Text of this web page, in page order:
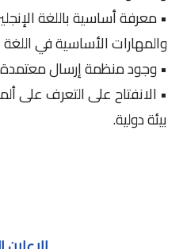
• معرفة أساسية باللغة
والمهارات الأساسية في اللغة
• وجود منظمة إرسال معتمدة
• الانفتاح على التعرف على
بيئة دولية.